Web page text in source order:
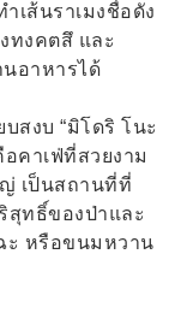
เส้นราเมงชื่อดัง
ทงคตสึ และ
นอาหารได้
สงบ “มิโดริ โนะ
อคาเฟ่ที่สวยงาม
เป็นสถานที่ที่
สุทธิ์ของป่าและ
ะ หรือขนมหวาน